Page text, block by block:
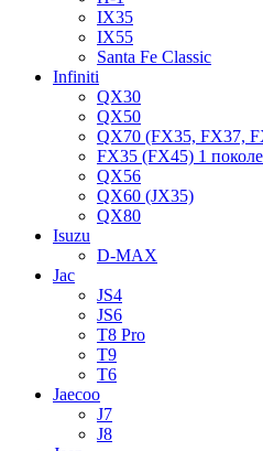
IX35
IX55
Santa Fe Classic
Infiniti
QX30
QX50
QX70 (FX35, FX37,
FX35 (FX45) 1
QX56
QX60 (JX35)
QX80
Isuzu
D-MAX
Jac
JS4
JS6
T8 Pro
T9
T6
Jaecoo
J7
J8